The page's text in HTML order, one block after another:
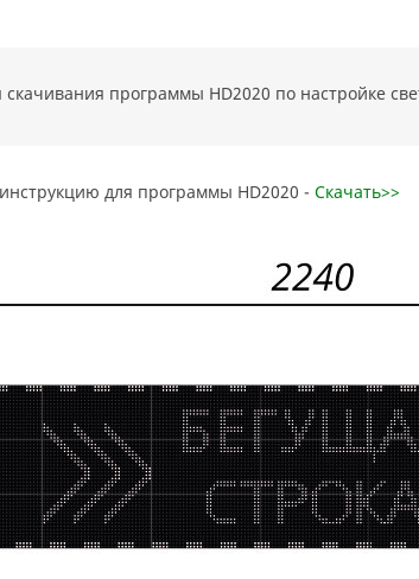
скачивания программы HD2020 по настройке
инструкцию для программы HD2020 - Скачать>>